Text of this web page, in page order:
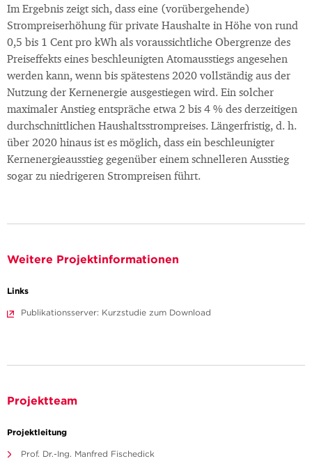
Im Ergebnis zeigt sich, dass eine (vorübergehende)
Strompreiserhöhung für private Haushalte in Höhe von rund
0,5 bis 1 Cent pro kWh als voraussichtliche Obergrenze des
Preiseffekts eines beschleunigten Atomausstiegs angesehen
werden kann, wenn bis spätestens 2020 vollständig aus der
Nutzung der Kernenergie ausgestiegen wird. Ein solcher
maximaler Anstieg entspräche etwa 2 bis 4 % des derzeitigen
durchschnittlichen Haushaltsstrompreises. Längerfristig, d. h.
über 2020 hinaus ist es möglich, dass ein beschleunigter
Kernenergieausstieg gegenüber einem schnelleren Ausstieg
sogar zu niedrigeren Strompreisen führt.
Weitere Projektinformationen
Links
Publikationsserver: Kurzstudie zum Download
Projektteam
Projektleitung
Prof. Dr.-Ing. Manfred Fischedick